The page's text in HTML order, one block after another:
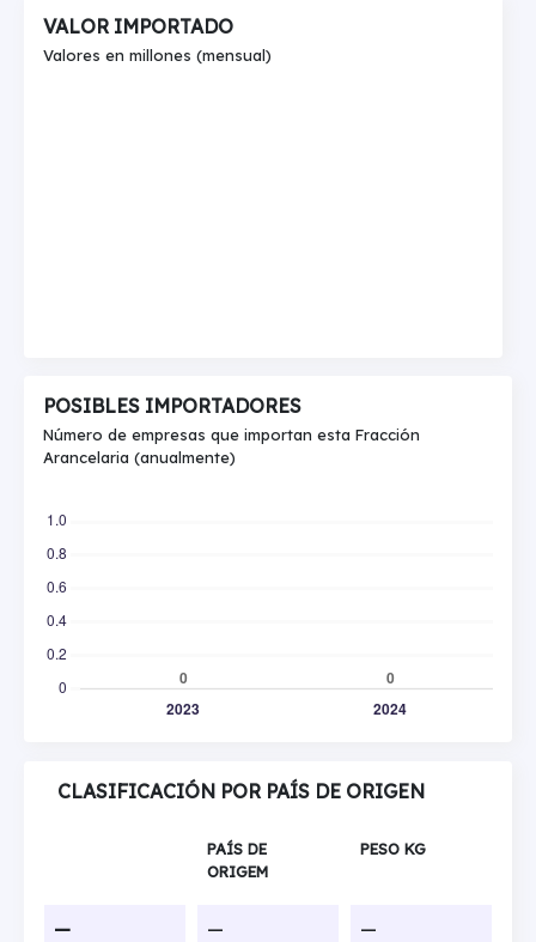
VALOR IMPORTADO
Valores en millones (mensual)
POSIBLES IMPORTADORES
Número de empresas que importan esta Fracción
Arancelaria (anualmente)
CLASIFICACIÓN POR PAÍS DE ORIGEN
PAÍS DE
ORIGEM
PESO KG
— — —